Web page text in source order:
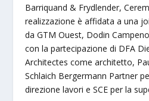
Barriquand & Frydlender,
realizzazione è affidata a una
da GTM Ouest, Dodin
con la partecipazione di DFA
Architectes come architetto,
Schlaich Bergermann Partner
direzione lavori e SCE per la